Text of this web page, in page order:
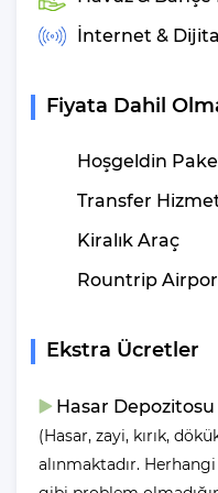
Villa Yaz 4
Genişlik - 4 m |
Eğer havuz yerine denizin
ediyorum diyorsanız,
Villalarımızda yer alan
getirmekteyiz.
Villanın
İnternet &
Fiyata Dahil
Hoşgeldin
Transfer
Kiralık Araç
Rountrip
Ekstra Ücretler
Hasar Depozitosu
(Hasar, zayi, kırık,
alınmaktadır.